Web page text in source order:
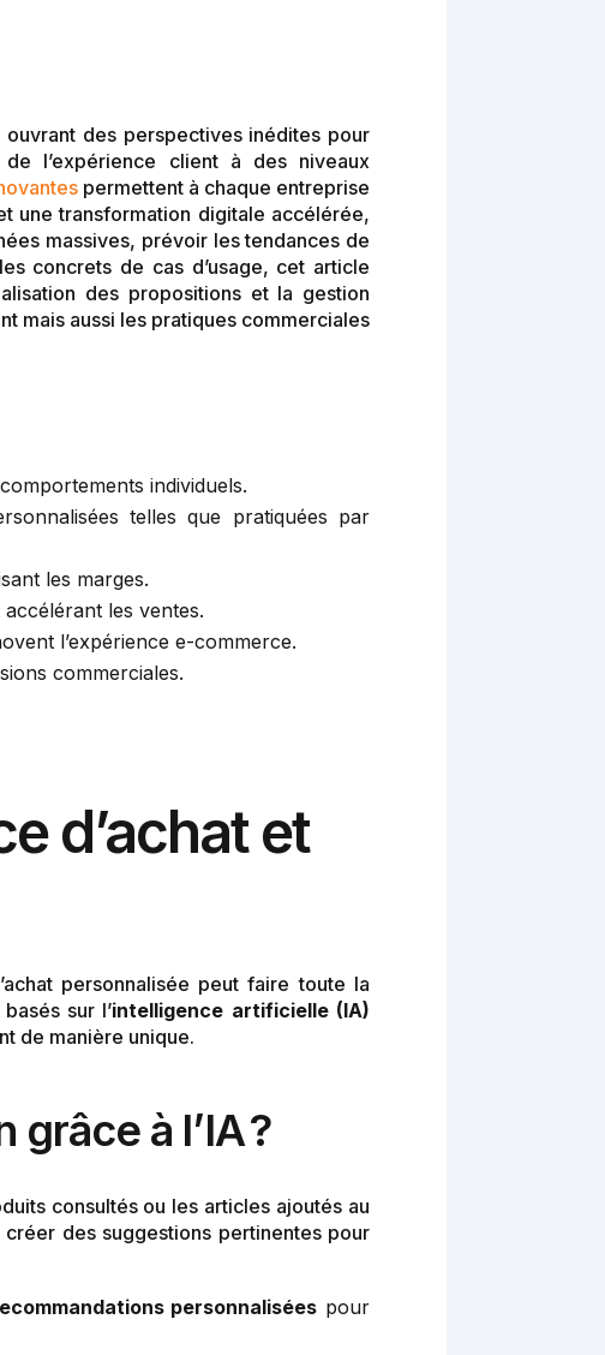
des perspectives inédites pour
l’expérience client à des niveaux
permettent à chaque entreprise
une transformation digitale accélérée,
massives, prévoir les tendances de
concrets de cas d’usage, cet article
des propositions et la gestion
mais aussi les pratiques commerciales
individuels.
telles que pratiquées par
les marges.
les ventes.
l’expérience e-commerce.
commerciales.
d’achat et
personnalisée peut faire toute la
sur l’intelligence artificielle (IA)
de manière unique.
à l’IA ?
consultés ou les articles ajoutés au
créer des suggestions pertinentes pour
personnalisées pour